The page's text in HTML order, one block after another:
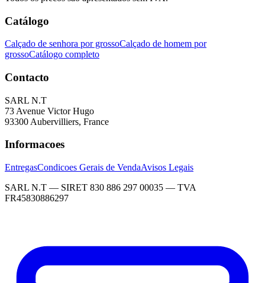
Catálogo
Calçado de senhora por grossoCalçado de homem por
grossoCatálogo completo
Contacto
SARL N.T
73 Avenue Victor Hugo
93300 Aubervilliers, France
Informacoes
EntregasCondicoes Gerais de VendaAvisos Legais
SARL N.T — SIRET 830 886 297 00035 — TVA
FR45830886297